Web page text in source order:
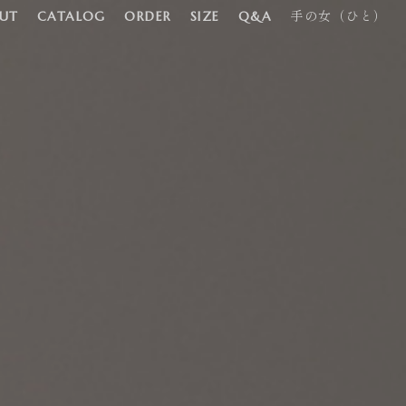
CATALOG ORDER SIZE Q&A 手の女 （ひと）